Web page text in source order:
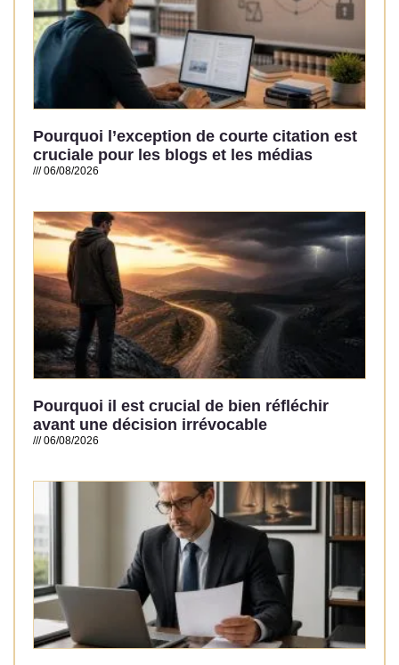
Pourquoi l’exception de courte citation est
cruciale pour les blogs et les médias
06/08/2026
Pourquoi il est crucial de bien réfléchir
avant une décision irrévocable
06/08/2026